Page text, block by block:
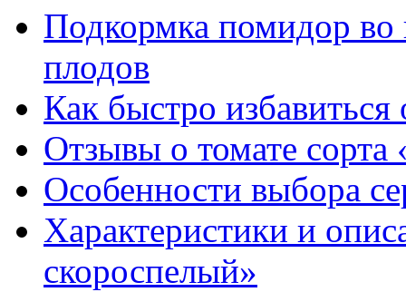
Подкормка помидор во
плодов
Как быстро избавиться
Отзывы о томате сорта
Особенности выбора
Характеристики и
скороспелый»